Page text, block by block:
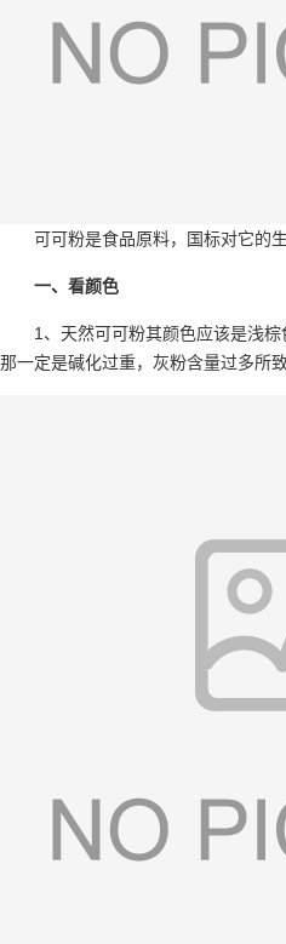
可可粉是食品原料，国标对它的
一、看颜色
1、天然可可粉其颜色应该是浅
那一定是碱化过重，灰粉含量过多所